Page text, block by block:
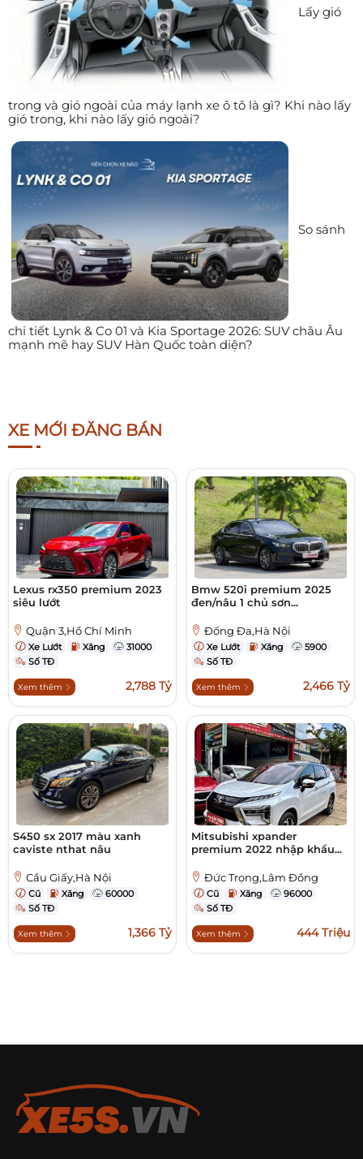
Lấy gió
trong và gió ngoài của máy lạnh xe ô tô là gì? Khi nào lấy
gió trong, khi nào lấy gió ngoài?
So sánh
chi tiết Lynk & Co 01 và Kia Sportage 2026: SUV châu Âu
mạnh mẽ hay SUV Hàn Quốc toàn diện?
XE MỚI ĐĂNG BÁN
Lexus rx350 premium 2023
siêu lướt
Quận 3,Hồ Chí Minh
Xe Lướt Xăng
31000
Số TĐ
Xem thêm 2,788 Tỷ
Bmw 520i premium 2025
đen/nâu 1 chủ sơn...
Đống Đa,Hà Nội
Xe Lướt Xăng
5900
Số TĐ
Xem thêm 2,466 Tỷ
S450 sx 2017 màu xanh
caviste nthat nâu
Cầu Giấy,Hà Nội
Cũ Xăng
60000
Số TĐ
Xem thêm 1,366 Tỷ
Mitsubishi xpander
premium 2022 nhập khẩu...
Đức Trọng,Lâm Đồng
Cũ Xăng
96000
Số TĐ
Xem thêm 444 Triệu